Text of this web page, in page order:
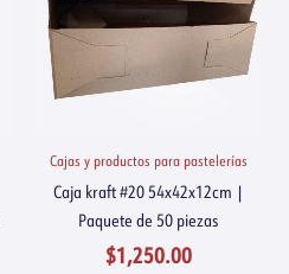
Cajas y productos para pastelerías
Caja kraft #20 54x42x12cm |
Paquete de 50 piezas
$1,250.00